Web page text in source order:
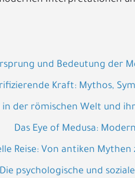
und Bedeutung der
Kraft: Mythos,
in der römischen Welt und
Das Eye of Medusa:
Reise: Von antiken
psychologische und